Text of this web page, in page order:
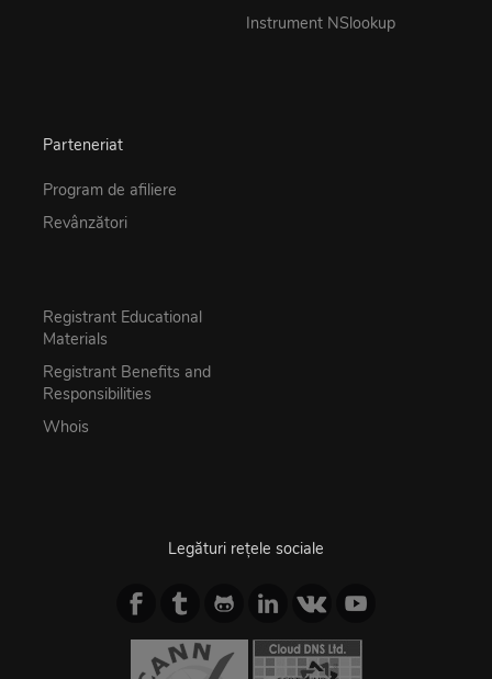
Instrument NSlookup
Parteneriat
Program de afiliere
Revânzători
Registrant Educational
Materials
Registrant Benefits and
Responsibilities
Whois
Legături rețele sociale